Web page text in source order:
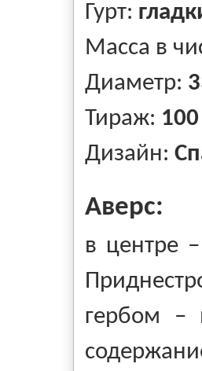
Гурт:
Масса в
Диаметр:
Тираж:
Дизайн:
Аверс:
в центре
гербом –